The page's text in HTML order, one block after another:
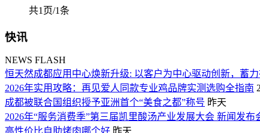
共1页/1条
快讯
NEWS FLASH
恒天然成都应用中心焕新升级: 以客户为中心驱动创新，蓄
2026年实用攻略：再见爱人同款专业鸡品牌实测选购全指南
成都被联合国组织授予亚洲首个“美食之都”称号 昨天
2026年“服务消费季”第三届凯里酸汤产业发展大会 新闻发布